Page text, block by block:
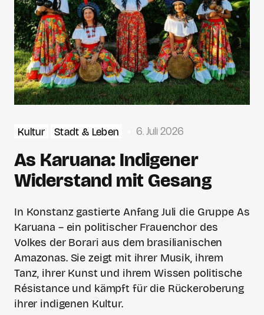
Kultur Stadt & Leben 6. Juli 2026
As Karuana: Indigener
Widerstand mit Gesang
In Konstanz gastierte Anfang Juli die Gruppe As
Karuana – ein politischer Frauenchor des
Volkes der Borari aus dem brasilianischen
Amazonas. Sie zeigt mit ihrer Musik, ihrem
Tanz, ihrer Kunst und ihrem Wissen politische
Résistance und kämpft für die Rückeroberung
ihrer indigenen Kultur.